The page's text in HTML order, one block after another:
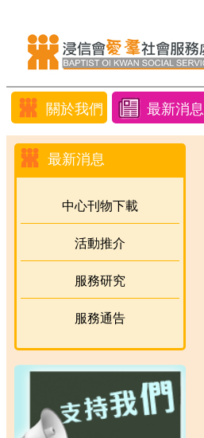
關於我們 最新消息
最新消息
中心刊物下載
活動推介
服務研究
服務通告